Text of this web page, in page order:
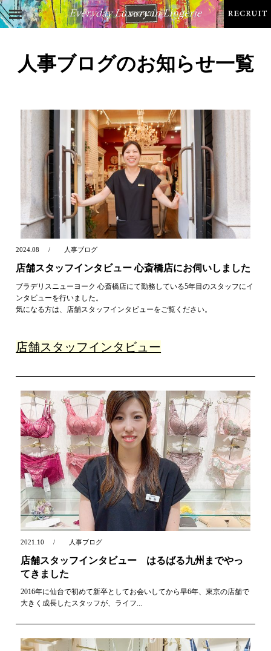
人事ブログのお知らせ一覧
2024.08 人事ブログ
店舗スタッフインタビュー 心斎橋店にお伺いしました
ブラデリスニューヨーク 心斎橋店にて勤務している5年目のスタッフにイ
ンタビューを行いました。
気になる方は、店舗スタッフインタビューをご覧ください。
店舗スタッフインタビュー
2021.10 人事ブログ
店舗スタッフインタビュー はるばる九州までやっ
てきました
2016年に仙台で初めて新卒としてお会いしてから早6年、東京の店舗で
大きく成長したスタッフが、ライフ...